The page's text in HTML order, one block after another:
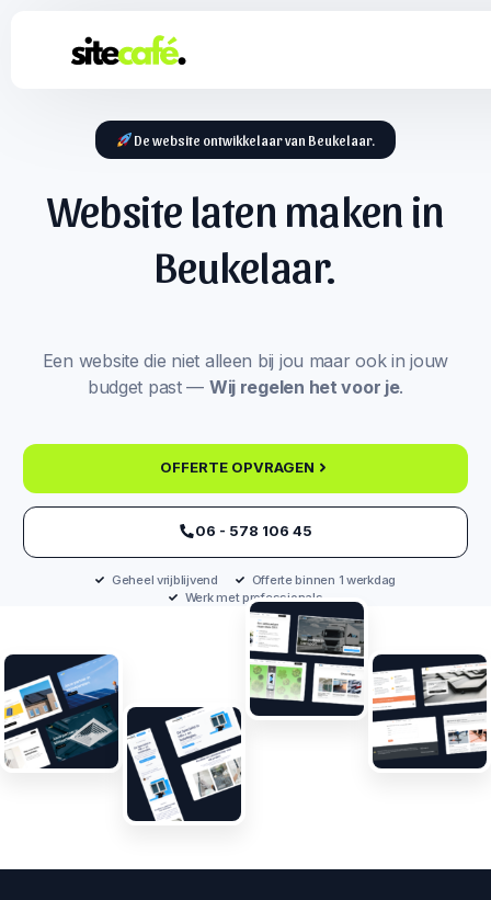
De website ontwikkelaar van Beukelaar.
Website laten maken in
Beukelaar.
Een website die niet alleen bij jou maar ook in jouw
budget past — Wij regelen het voor je.
OFFERTE OPVRAGEN
‪06 - 578 106 45‬
Geheel vrijblijvend
Offerte binnen 1 werkdag
Werk met professionals